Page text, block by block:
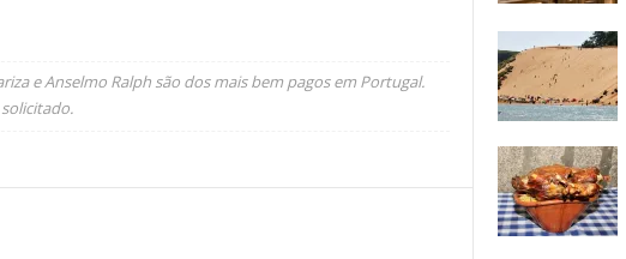
e Anselmo Ralph são dos mais bem pagos em Portugal.